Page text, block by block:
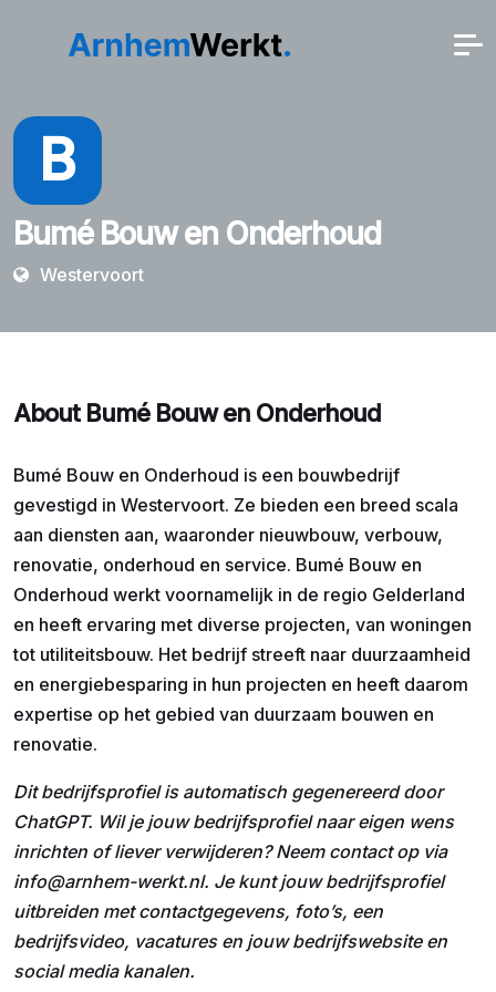
B
Bumé Bouw en Onderhoud
Westervoort
About Bumé Bouw en Onderhoud
Bumé Bouw en Onderhoud is een bouwbedrijf
gevestigd in Westervoort. Ze bieden een breed scala
aan diensten aan, waaronder nieuwbouw, verbouw,
renovatie, onderhoud en service. Bumé Bouw en
Onderhoud werkt voornamelijk in de regio Gelderland
en heeft ervaring met diverse projecten, van woningen
tot utiliteitsbouw. Het bedrijf streeft naar duurzaamheid
en energiebesparing in hun projecten en heeft daarom
expertise op het gebied van duurzaam bouwen en
renovatie.
Dit bedrijfsprofiel is automatisch gegenereerd door
ChatGPT. Wil je jouw bedrijfsprofiel naar eigen wens
inrichten of liever verwijderen? Neem contact op via
info@arnhem-werkt.nl. Je kunt jouw bedrijfsprofiel
uitbreiden met contactgegevens, foto’s, een
bedrijfsvideo, vacatures en jouw bedrijfswebsite en
social media kanalen.